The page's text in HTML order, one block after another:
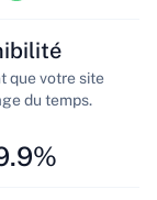
que votre site
du temps.